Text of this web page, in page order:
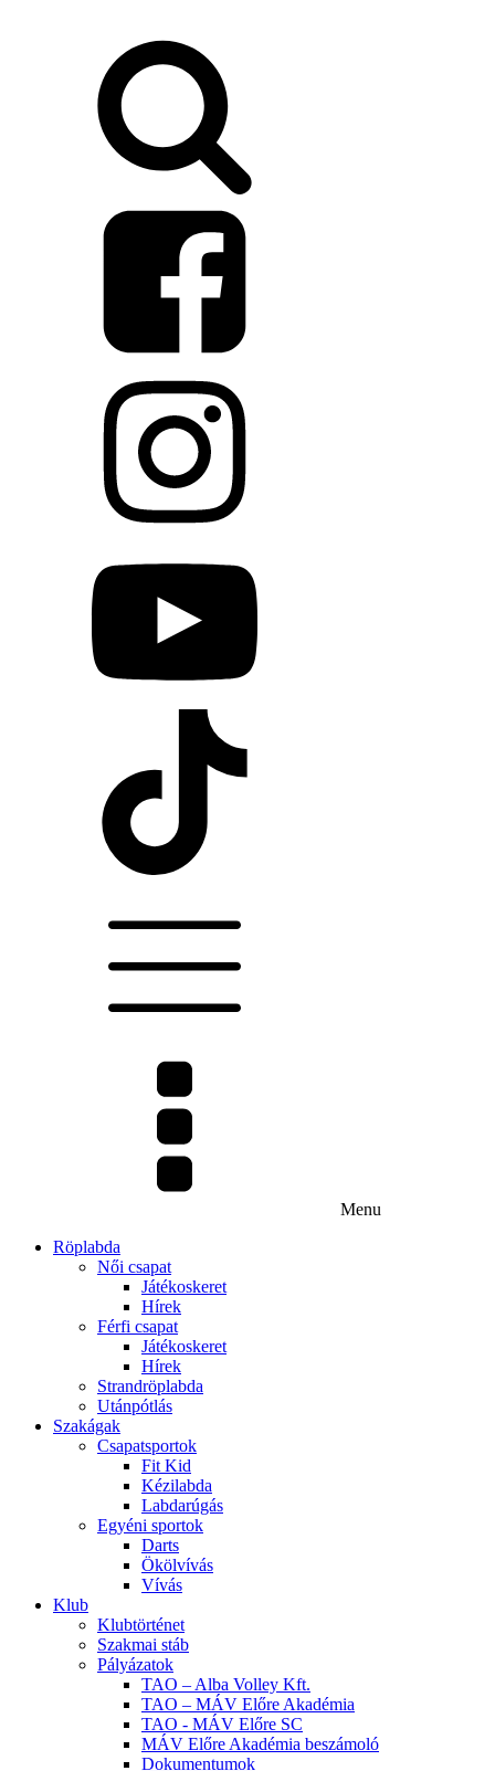
Menu
Röplabda
Női csapat
Játékoskeret
Hírek
Férfi csapat
Játékoskeret
Hírek
Strandröplabda
Utánpótlás
Szakágak
Csapatsportok
Fit Kid
Kézilabda
Labdarúgás
Egyéni sportok
Darts
Ökölvívás
Vívás
Klub
Klubtörténet
Szakmai stáb
Pályázatok
TAO – Alba Volley Kft.
TAO – MÁV Előre Akadémia
TAO - MÁV Előre SC
MÁV Előre Akadémia beszámoló
Dokumentumok